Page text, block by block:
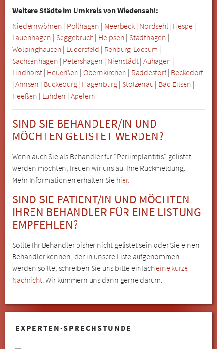
Weitere Städte im Umkreis von Wiedensahl:
Niedernwöhren | Pollhagen | Meerbeck | Nordsehl | Hespe |
Lauenhagen | Seggebruch | Helpsen | Stadthagen |
Wölpinghausen | Lüdersfeld | Rehburg-Loccum |
Sachsenhagen | Petershagen | Nienstädt | Auhagen |
Lindhorst | Heuerßen | Obernkirchen | Raddestorf| Beckedorf
| Ahnsen | Bückeburg | Hagenburg | Stolzenau | Bad Eilsen |
Heeßen | Luhden | Apelern
SIND SIE BEHANDLER/IN UND
MÖCHTEN GELISTET WERDEN?
Wenn auch Sie als Behandler für "Periimplantitis" gelistet
werden möchten, freuen wir uns auf Ihre Rückmeldung.
Mehr Informationen erhalten Sie hier.
SIND SIE PATIENT/IN UND MÖCHTEN
IHREN BEHANDLER FÜR EINE LISTUNG
EMPFEHLEN?
Sollte Ihr Behandler bisher nicht gelistet sein oder Sie einen
Behandler kennen, der in unsere Liste aufgenommen
werden sollte, schreiben Sie uns bitte einfacheine kurze
Nachricht. Wir kümmern uns dann gerne darum.
EXPERTEN-SPRECHSTUNDE